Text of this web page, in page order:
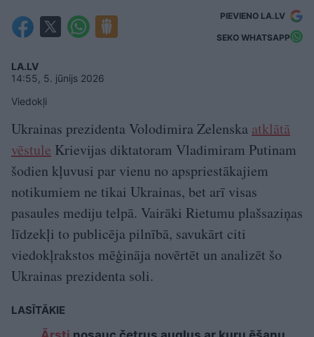
PIEVIENO LA.LV
SEKO WHATSAPP
LA.LV
14:55, 5. jūnijs 2026
Viedokļi
Ukrainas prezidenta Volodimira Zelenska atklātā
vēstule Krievijas diktatoram Vladimiram Putinam
šodien kļuvusi par vienu no apspriestākajiem
notikumiem ne tikai Ukrainas, bet arī visas
pasaules mediju telpā. Vairāki Rietumu plašsaziņas
līdzekļi to publicēja pilnībā, savukārt citi
viedokļrakstos mēģināja novērtēt un analizēt šo
Ukrainas prezidenta soli.
LASĪTĀKIE